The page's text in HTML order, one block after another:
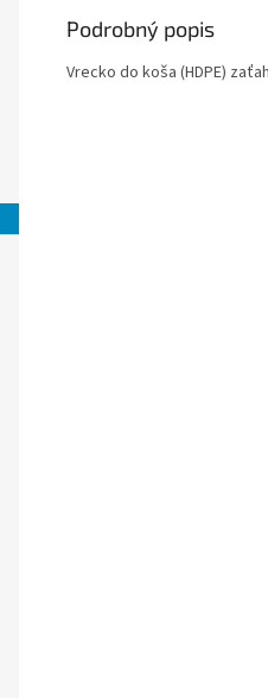
Podrobný popis
Vrecko do koša (HDPE)